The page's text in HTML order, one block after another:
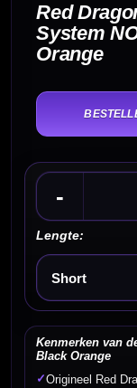
Red
System
Orange
-
Lengte:
Kies
Kenmerken van
Black Orange
✓Origineel Red